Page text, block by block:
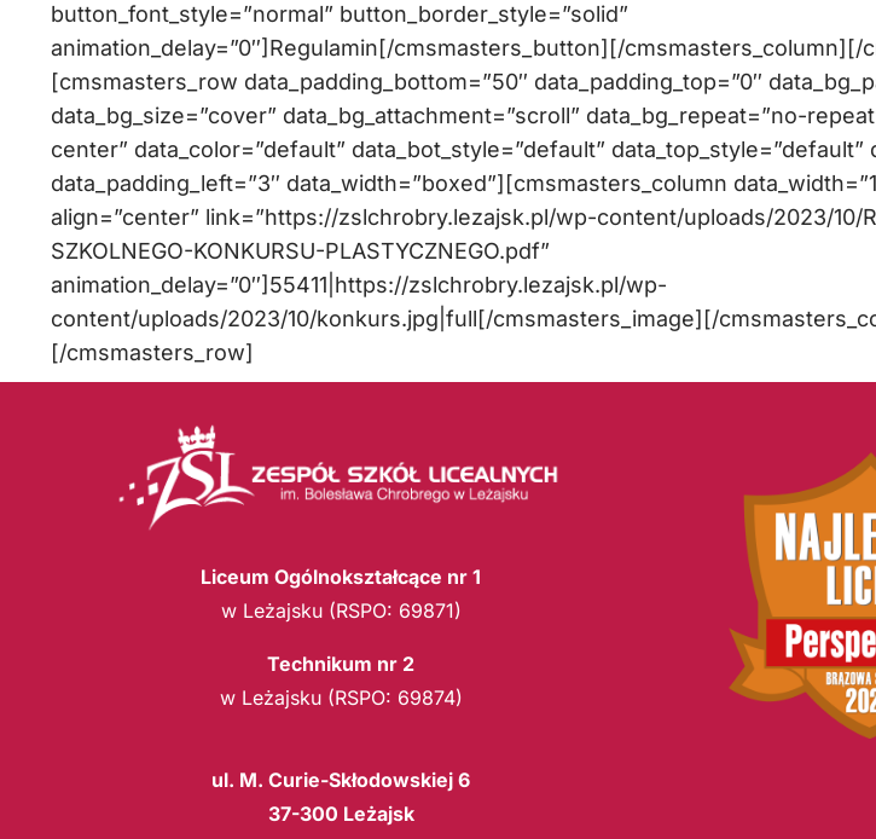
button_font_style=”normal” button_border_style=”solid”
animation_delay=”0″]Regulamin[/cmsmasters_button][/cmsmasters_column][/
[cmsmasters_row data_padding_bottom=”50″ data_padding_top=”0″
data_bg_size=”cover” data_bg_attachment=”scroll” data_bg_repeat=”no-
center” data_color=”default” data_bot_style=”default” data_top_style=”default”
data_padding_left=”3″ data_width=”boxed”][cmsmasters_column
align=”center” link=”https://zslchrobry.lezajsk.pl/wp-content/uploads/2023/10/
SZKOLNEGO-KONKURSU-PLASTYCZNEGO.pdf”
animation_delay=”0″]55411|https://zslchrobry.lezajsk.pl/wp-
content/uploads/2023/10/konkurs.jpg|full[/cmsmasters_image][/
[/cmsmasters_row]
Liceum Ogólnokształcące nr 1
w Leżajsku (RSPO: 69871)
Technikum nr 2
w Leżajsku (RSPO: 69874)
ul. M. Curie-Skłodowskiej 6
37-300 Leżajsk